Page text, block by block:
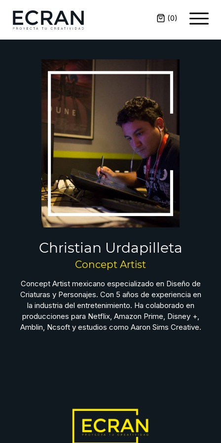
(0)
Christian Urdapilleta
Concept Artist
Concept Artist mexicano especializado en Diseño de
Criaturas y Personajes. Con 5 años de experiencia en
la industria del entretenimiento. Ha colaborado en
producciones para Netflix, Amazon Prime, Disney +,
Amblin, Ncsoft y estudios como Aaron Sims Creative.